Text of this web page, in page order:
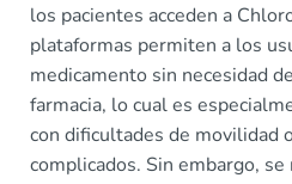
los pacientes acceden a
plataformas permiten a los
medicamento sin necesidad
farmacia, lo cual es
con dificultades de movilidad
complicados. Sin embargo, se